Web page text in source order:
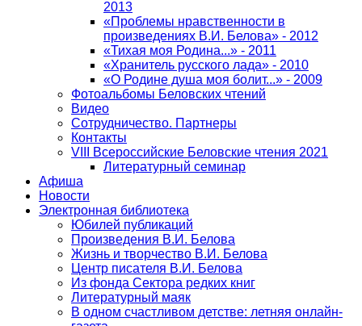
2013
«Проблемы нравственности в
произведениях В.И. Белова» - 2012
«Тихая моя Родина...» - 2011
«Хранитель русского лада» - 2010
«О Родине душа моя болит...» - 2009
Фотоальбомы Беловских чтений
Видео
Сотрудничество. Партнеры
Контакты
VIII Всероссийские Беловские чтения 2021
Литературный семинар
Афиша
Новости
Электронная библиотека
Юбилей публикаций
Произведения В.И. Белова
Жизнь и творчество В.И. Белова
Центр писателя В.И. Белова
Из фонда Сектора редких книг
Литературный маяк
В одном счастливом детстве: летняя онлайн-